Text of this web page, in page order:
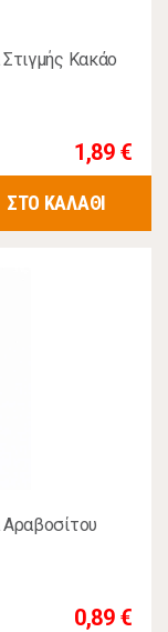
Κακάο
1,89 €
ΣΤΟ ΚΑΛΑΘΙ
0,89 €